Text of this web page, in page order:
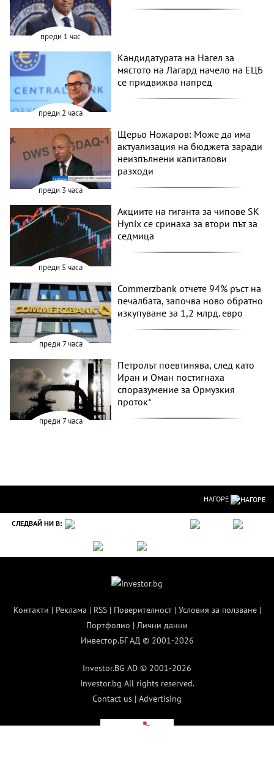
преди 1 час
преди 2 часа
Кандидатурата на Нагел за
мястото на Лагард начело на ЕЦБ
се придвижва напред
преди 3 часа
Щерьо Ножаров: Може да има
актуализация на бюджета заради
неизпълнени капиталови
разходи
преди 5 часа
Акциите на гиганта за чипове SK
Hynix се сринаха за втори път за
седмица
преди 7 часа
Commerzbank отчете 94% ръст на
печалбата, започва ново обратно
изкупуване за 1,2 млрд. евро
преди 7 часа
Петролът поевтинява, след като
Иран и Оман постигнаха
споразумение за Ормузкия
проток*
НАГОРЕ
СЛЕДВАЙ НИ В:
Контакти | Реклама | RSS| Поверителност| Условия за ползване|
Портфолио | Лични данни
Инвестор.БГ АД © 2001-2026
Investor.BG AD © 2001-2026
Investor.bg All rights reserved.
Contact us | Advertising